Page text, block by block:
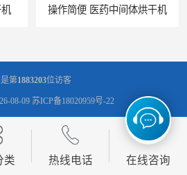
机
第1883203位访客
08-09 苏ICP备18020959号-22
管理员入口 网站地图
类 热线电话 在线咨询